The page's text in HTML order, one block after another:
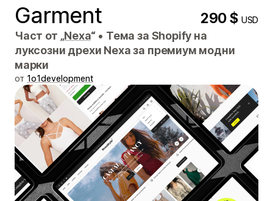
Garment 290 $USD
Част от „Nexa“ • Тема за Shopify на
луксозни дрехи Nexa за премиум модни
марки
от 1o1development